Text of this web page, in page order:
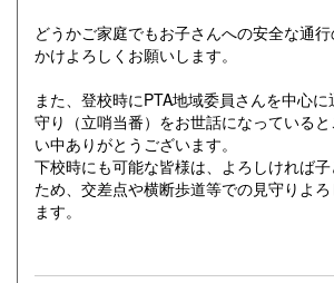
どうかご家庭でもお子さんへの安全な通
かけよろしくお願いします。
また、登校時にPTA地域委員さんを中心
守り（立哨当番）をお世話になっている
い中ありがとうございます。
下校時にも可能な皆様は、よろしければ
ため、交差点や横断歩道等での見守りよ
ます。